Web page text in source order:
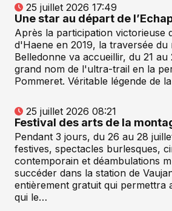
25 juillet 2026 17:49
Une star au départ de
Après la participation victorieuse
d'Haene en 2019, la traversée du
Belledonne va accueillir, du 21
grand nom de l'ultra-trail en la
Pommeret. Véritable légende de
25 juillet 2026 08:21
Festival des arts de la
Pendant 3 jours, du 26 au 28
festives, spectacles burlesques,
contemporain et déambulations
succéder dans la station de
entièrement gratuit qui permettra
qui le…